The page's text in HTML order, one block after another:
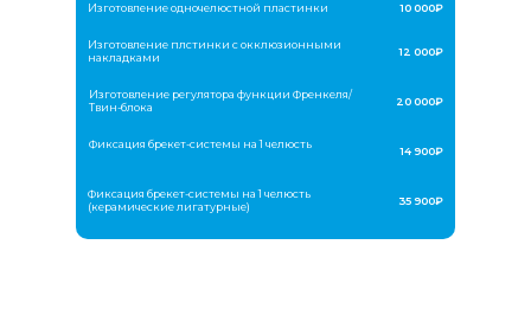
Изготовление одночелюстной пластинки 10 000₽
Изготовление плстинки с окклюзионными
накладками
12 000₽
Изготовление регулятора функции Френкеля/
Твин-блока
20 000₽
Фиксация брекет-системы на 1 челюсть
(керамические лигатурные)
35 900₽
Фиксация брекет-системы на 1 челюсть
14 900₽